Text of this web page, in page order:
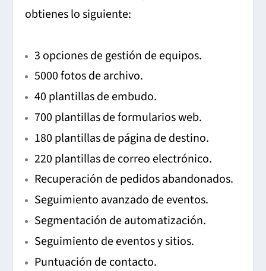
obtienes lo siguiente:
3 opciones de gestión de equipos.
5000 fotos de archivo.
40 plantillas de embudo.
700 plantillas de formularios web.
180 plantillas de página de destino.
220 plantillas de correo electrónico.
Recuperación de pedidos abandonados.
Seguimiento avanzado de eventos.
Segmentación de automatización.
Seguimiento de eventos y sitios.
Puntuación de contacto.